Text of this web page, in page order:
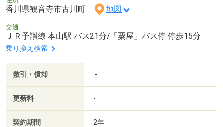
香川県観音寺市古川町 地図
交通
ＪＲ予讃線 本山駅 バス21分/「粟屋」バス停 停歩15分
乗り換え検索
敷引・償却 -
更新料 -
契約期間 2年